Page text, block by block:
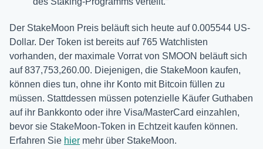
Der StakeMoon Preis beläuft sich heute auf 0.005544 US-
Dollar. Der Token ist bereits auf 765 Watchlisten
vorhanden, der maximale Vorrat von SMOON beläuft sich
auf 837,753,260.00. Diejenigen, die StakeMoon kaufen,
können dies tun, ohne ihr Konto mit Bitcoin füllen zu
müssen. Stattdessen müssen potenzielle Käufer Guthaben
auf ihr Bankkonto oder ihre Visa/MasterCard einzahlen,
bevor sie StakeMoon-Token in Echtzeit kaufen können.
Erfahren Sie hier mehr über StakeMoon.